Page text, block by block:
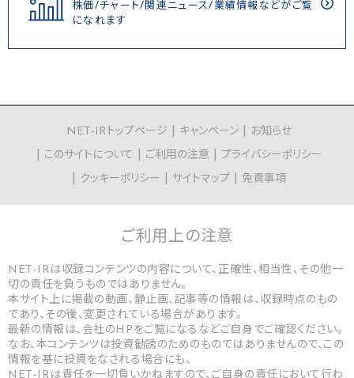
株価/チャート/関連ニュース/業績情報などがご覧
になれます
NET-IRトップページ キャンペーン
お知らせ
このサイトについて
ご利用の注意
プライバシーポリシー
クッキーポリシー
サイトマップ 免責事項
ご利用上の注意
NET-IRは収録コンテンツの内容について、正確性、相当性、その他一
切の責任を負うものではありません。
本サイト上に掲載の動画、静止画、記事等の情報は、収録時点のもの
であり、その後、変更されている場合があります。
最新の情報は、会社のHPをご覧になるなどご自身でご確認ください。
なお、本コンテンツは投資勧誘のためのものではありませんので、この
情報を基に投資をなされる場合にも、
NET-IRは責任を一切負いかねますので、ご自身の責任において行わ